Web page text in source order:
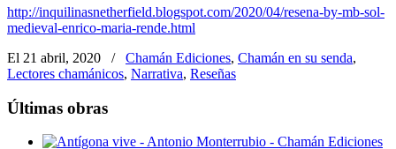
http://inquilinasnetherfield.blogspot.com/2020/04/resena-by-mb-sol-
medieval-enrico-maria-rende.html
El 21 abril, 2020
/ Chamán Ediciones, Chamán en su senda,
Lectores chamánicos, Narrativa, Reseñas
Últimas obras